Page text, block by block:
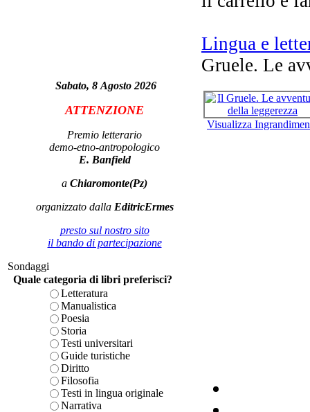
Sabato, 8 Agosto 2026
ATTENZIONE
Premio letterario
demo-etno-antropologico
E. Banfield
a Chiaromonte(Pz)
organizzato dalla EditricErmes
presto sul nostro sito
il bando di partecipazione
Sondaggi
Quale categoria di libri preferisci?
Letteratura
Manualistica
Poesia
Storia
Testi universitari
Guide turistiche
Diritto
Filosofia
Testi in lingua originale
Narrativa
Lingua e
Gruele. Le
Visualizza